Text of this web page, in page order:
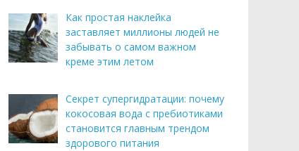
Как простая наклейка
заставляет миллионы людей не
забывать о самом важном
креме этим летом
Секрет супергидратации: почему
кокосовая вода с пребиотиками
становится главным трендом
здорового питания